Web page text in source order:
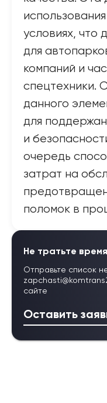
условиях, что
для
компаний и
спецтехники.
данного
для
и
очередь
затрат на
поломок в
Не тратьте
Отправьте список
сайте
Оставить